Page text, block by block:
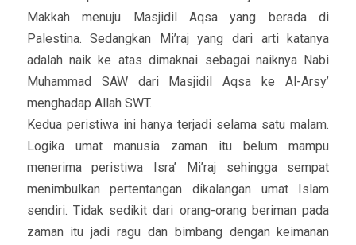
Makkah menuju Masjidil Aqsa yang berada di
Palestina. Sedangkan Mi’raj yang dari arti katanya
adalah naik ke atas dimaknai sebagai naiknya Nabi
Muhammad SAW dari Masjidil Aqsa ke Al-Arsy’
menghadap Allah SWT.
Kedua peristiwa ini hanya terjadi selama satu malam.
Logika umat manusia zaman itu belum mampu
menerima peristiwa Isra’ Mi’raj sehingga sempat
menimbulkan pertentangan dikalangan umat Islam
sendiri. Tidak sedikit dari orang-orang beriman pada
zaman itu jadi ragu dan bimbang dengan keimanan